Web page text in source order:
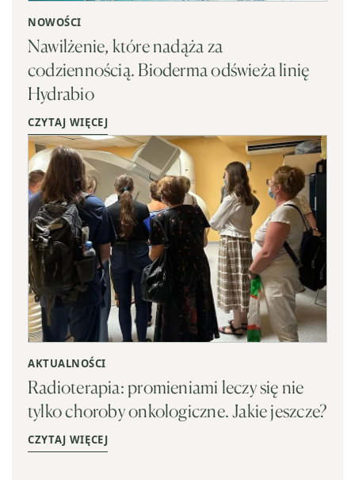
NOWOŚCI
Nawilżenie, które nadąża za
codziennością. Bioderma odświeża linię
Hydrabio
CZYTAJ WIĘCEJ
AKTUALNOŚCI
Radioterapia: promieniami leczy się nie
tylko choroby onkologiczne. Jakie jeszcze?
CZYTAJ WIĘCEJ